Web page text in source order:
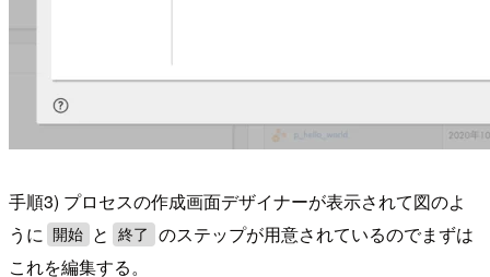
手順3) プロセスの作成画面デザイナーが表示されて図のよ
うに
開始 と 終了
のステップが用意されているのでまずは
これを編集する。